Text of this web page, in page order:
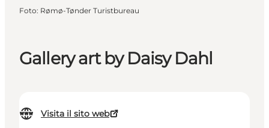
Gallery art by Daisy Dahl
Visita il sito web
Foto: Rømø-Tønder Turistbureau